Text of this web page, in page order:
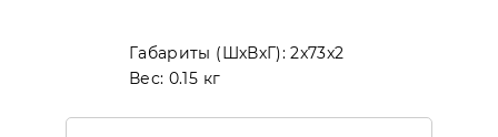
Габариты (ШхВхГ):2x73x2
Вес: 0.15 кг